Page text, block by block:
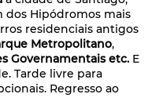
dos Hipódromos mais
residenciais antigos
Metropolitano,
Governamentais etc. E
Tarde livre para
Regresso ao